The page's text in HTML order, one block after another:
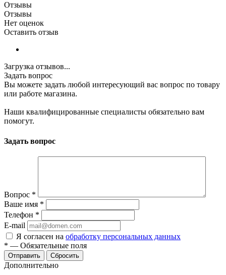
Отзывы
Отзывы
Нет оценок
Оставить отзыв
Загрузка отзывов...
Задать вопрос
Вы можете задать любой интересующий вас вопрос по товару
или работе магазина.
Наши квалифицированные специалисты обязательно вам
помогут.
Задать вопрос
Вопрос *
Ваше имя *
Телефон *
E-mail
Я согласен на обработку персональных данных
* — Обязательные поля
Отправить Сбросить
Дополнительно